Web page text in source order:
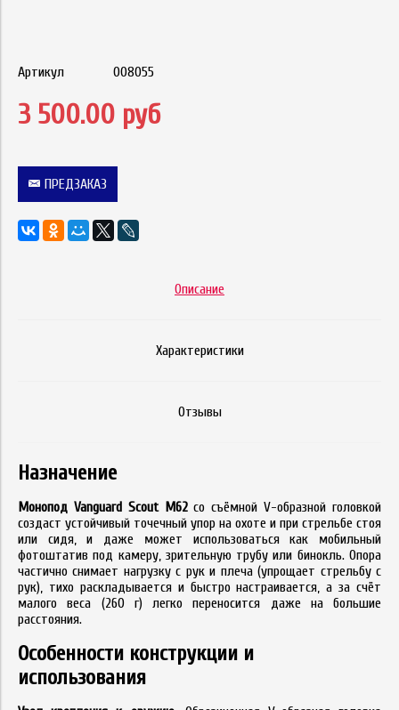
Артикул 008055
3 500.00 руб
ПРЕДЗАКАЗ
Описание
Характеристики
Отзывы
Назначение
Монопод Vanguard Scout M62со съёмной V-образной головкой
создаст устойчивый точечный упор на охоте и при стрельбе стоя
или сидя, и даже может использоваться как мобильный
фотоштатив под камеру, зрительную трубу или бинокль. Опора
частично снимает нагрузку с рук и плеча (упрощает стрельбу с
рук), тихо раскладывается и быстро настраивается, а за счёт
малого веса (260 г) легко переносится даже на большие
расстояния.
Особенности конструкции и
использования